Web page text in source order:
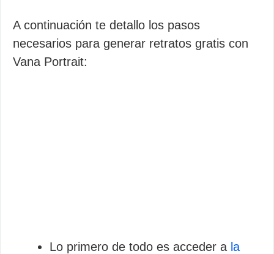
A continuación te detallo los pasos
necesarios para generar retratos gratis con
Vana Portrait:
Lo primero de todo es acceder a la